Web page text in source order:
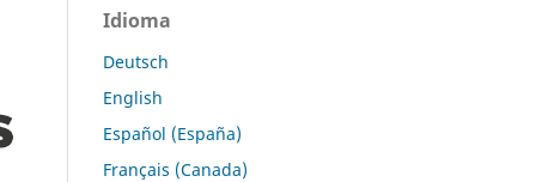
Idioma
Deutsch
English
Español (España)
Français (Canada)